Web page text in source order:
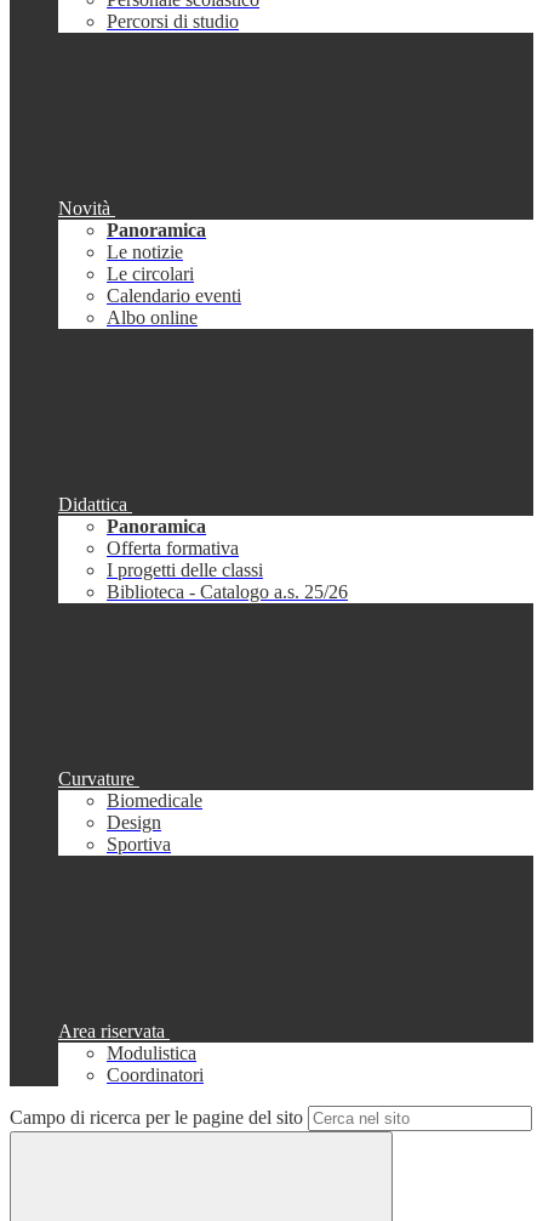
Percorsi di studio
Novità
Panoramica
Le notizie
Le circolari
Calendario eventi
Albo online
Didattica
Panoramica
Offerta formativa
I progetti delle classi
Biblioteca - Catalogo a.s. 25/26
Curvature
Biomedicale
Design
Sportiva
Area riservata
Modulistica
Coordinatori
Campo di ricerca per le pagine del sito